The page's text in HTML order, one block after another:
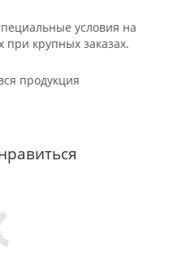
условия на
при крупных заказах.
продукция